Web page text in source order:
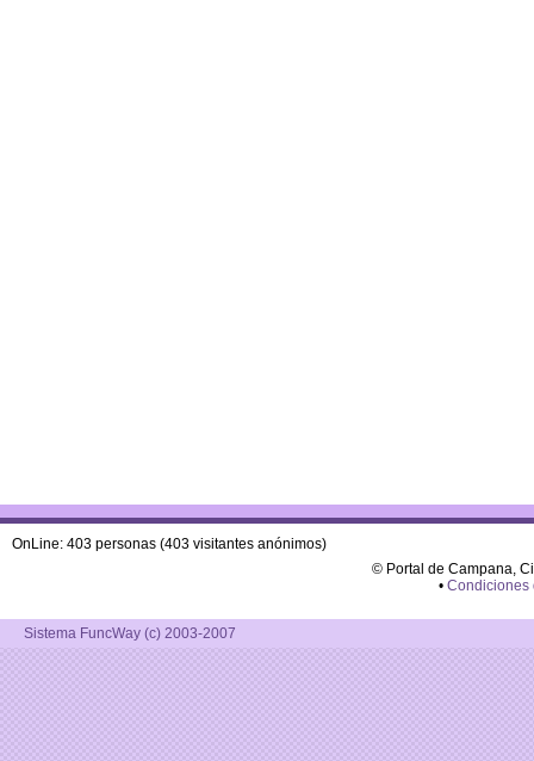
OnLine: 403 personas (403 visitantes anónimos)
© Portal de Campana,
• Condiciones
Sistema FuncWay (c) 2003-2007